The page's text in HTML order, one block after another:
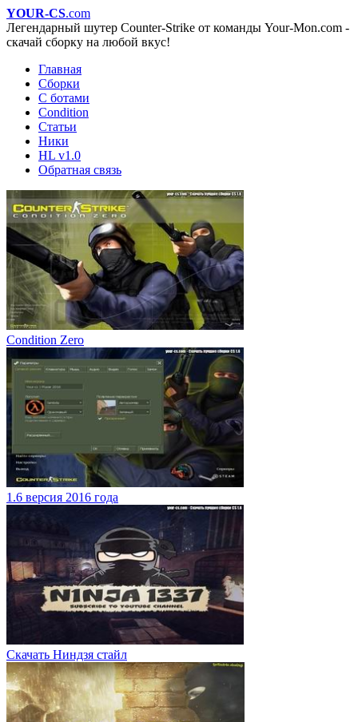
YOUR-CS.com
Легендарный шутер Counter-Strike от команды Your-Mon.com -
скачай сборку на любой вкус!
Главная
Сборки
С ботами
Condition
Статьи
Ники
HL v1.0
Обратная связь
Condition Zero
1.6 версия 2016 года
Скачать Ниндзя стайл